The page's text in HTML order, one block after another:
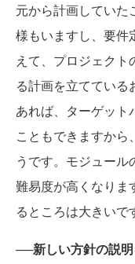
元から計画していた
様もいますし、要件
えて、プロジェク
る計画を立ててい
あれば、ターゲット
こともできますから
うです。モジュー
難易度が高くなりま
るところは大きいで
──新しい方針の説